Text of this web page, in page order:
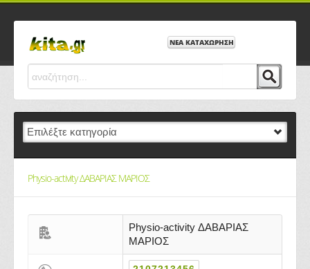
ΝΕΑ ΚΑΤΑΧΩΡΗΣΗ
Physio-activity ΔΑΒΑΡΙΑΣ ΜΑΡΙΟΣ
Physio-activity ΔΑΒΑΡΙΑΣ
ΜΑΡΙΟΣ